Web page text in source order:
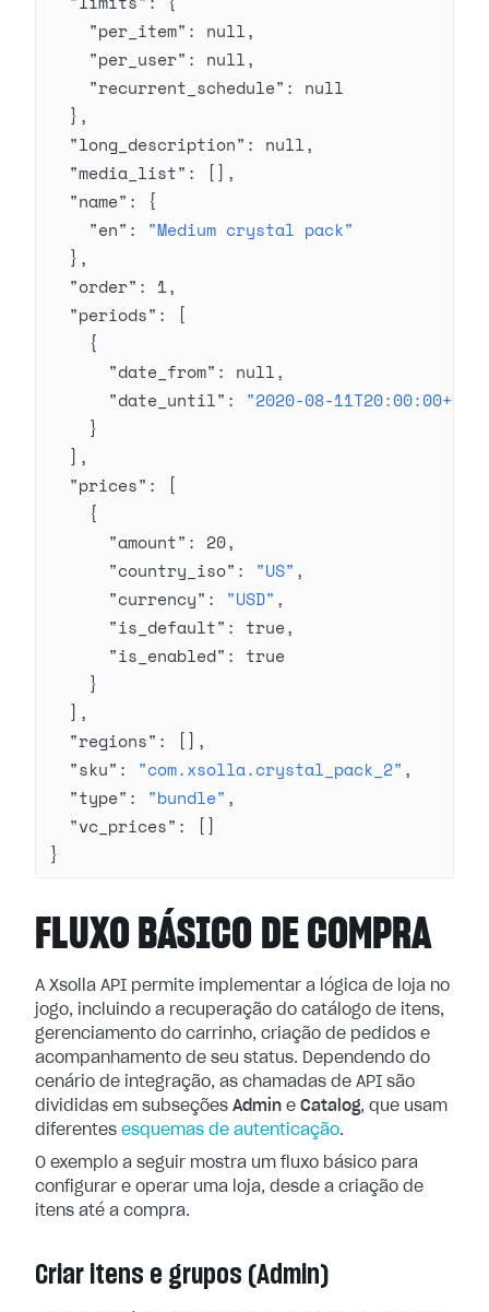
    "per_item"
: null,
    "per_user"
: null,
    "recurrent_schedule"
: null
  },
  "long_description"
: null,
  "media_list"
: [],
  "name"
: {
    "en"
: "Medium crystal pack"
  },
  "order"
: 1,
  "periods"
: [
    {
      "date_from"
: null,
      "date_until"
: "2020-08-
    }
  ],
  "prices"
: [
    {
      "amount"
: 20,
      "country_iso"
: "US" ,
      "currency"
: "USD" ,
      "is_default"
: true,
      "is_enabled"
: true
    }
  ],
  "regions"
: [],
  "sku"
: "com.xsolla.crystal_pack_2" ,
  "type"
: "bundle" ,
  "vc_prices"
: []
}
FLUXO BÁSICO DE COMPRA
A Xsolla API permite implementar a lógica de loja no
jogo, incluindo a recuperação do catálogo de itens,
gerenciamento do carrinho, criação de pedidos e
acompanhamento de seu status. Dependendo do
cenário de integração, as chamadas de API são
divididas em subseções Admin e Catalog, que usam
diferentes esquemas de autenticação.
O exemplo a seguir mostra um fluxo básico para
configurar e operar uma loja, desde a criação de
itens até a compra.
Criar itens e grupos (Admin)